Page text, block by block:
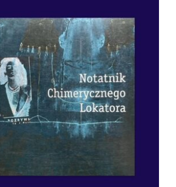
SZCZEGÓŁY